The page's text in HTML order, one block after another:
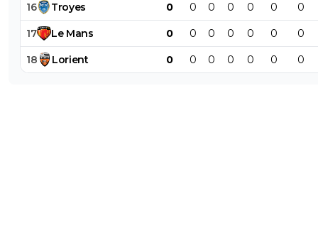
16 Troyes 0 0 0 0 0 0 0
17 Le Mans 0 0 0 0 0 0 0
18 Lorient 0 0 0 0 0 0 0